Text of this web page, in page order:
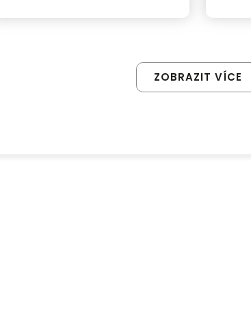
ZOBRAZIT VÍCE